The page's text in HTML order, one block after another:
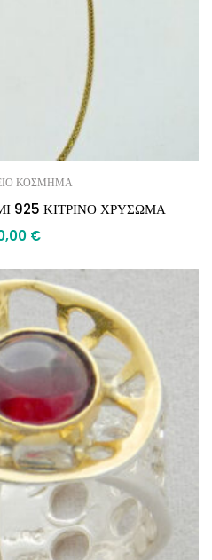
ΚΟΣΜΗΜΑ
925 ΚΙΤΡΙΝΟ ΧΡΥΣΩΜΑ
€